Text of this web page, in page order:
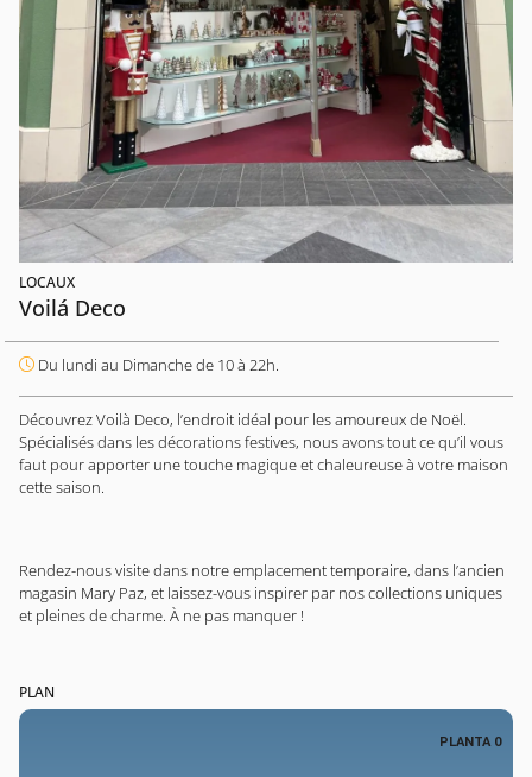
LOCAUX
Voilá Deco
Du lundi au Dimanche de 10 à 22h.
Découvrez Voilà Deco, l’endroit idéal pour les amoureux de Noël.
Spécialisés dans les décorations festives, nous avons tout ce qu’il vous
faut pour apporter une touche magique et chaleureuse à votre maison
cette saison.
Rendez-nous visite dans notre emplacement temporaire, dans l’ancien
magasin Mary Paz, et laissez-vous inspirer par nos collections uniques
et pleines de charme. À ne pas manquer !
PLAN